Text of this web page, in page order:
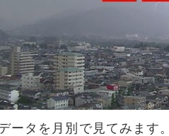
ータを月別で見てみます